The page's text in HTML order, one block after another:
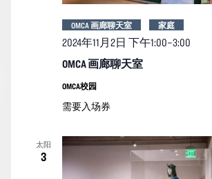
OMCA 画廊聊天室
2024年11月2日 下午1:00–3:00
OMCA 画廊聊天室 家庭
OMCA校园
需要入场券
太阳
3